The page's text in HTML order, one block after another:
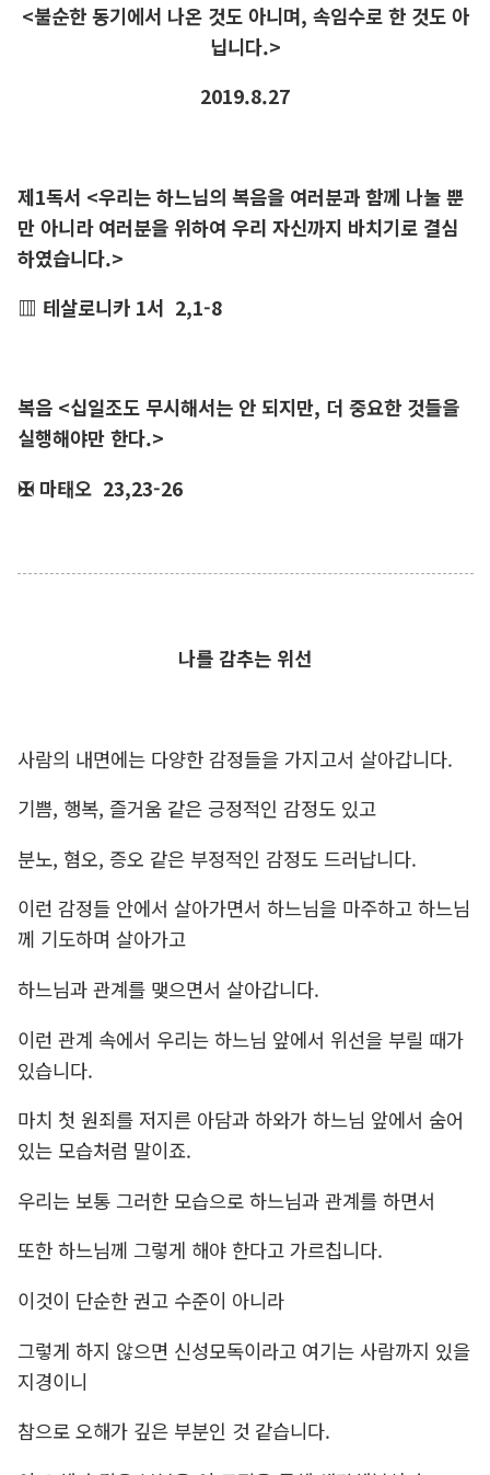
<불순한 동기에서 나온 것도 아니며, 속임수로 한 것도 아
닙니다.>
2019.8.27
제1독서 <우리는 하느님의 복음을 여러분과 함께 나눌 뿐
만 아니라 여러분을 위하여 우리 자신까지 바치기로 결심
하였습니다.>
▥ 테살로니카 1서 2,1-8
복음 <십일조도 무시해서는 안 되지만, 더 중요한 것들을
실행해야만 한다.>
✠ 마태오 23,23-26
나를 감추는 위선
사람의 내면에는 다양한 감정들을 가지고서 살아갑니다.
기쁨, 행복, 즐거움 같은 긍정적인 감정도 있고
분노, 혐오, 증오 같은 부정적인 감정도 드러납니다.
이런 감정들 안에서 살아가면서 하느님을 마주하고 하느님
께 기도하며 살아가고
하느님과 관계를 맺으면서 살아갑니다.
이런 관계 속에서 우리는 하느님 앞에서 위선을 부릴 때가
있습니다.
마치 첫 원죄를 저지른 아담과 하와가 하느님 앞에서 숨어
있는 모습처럼 말이죠.
우리는 보통 그러한 모습으로 하느님과 관계를 하면서
또한 하느님께 그렇게 해야 한다고 가르칩니다.
이것이 단순한 권고 수준이 아니라
그렇게 하지 않으면 신성모독이라고 여기는 사람까지 있을
지경이니
참으로 오해가 깊은 부분인 것 같습니다.